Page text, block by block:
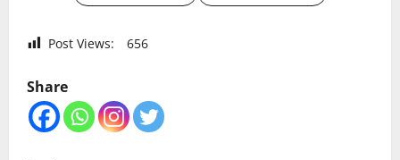
Post Views: 656
Share